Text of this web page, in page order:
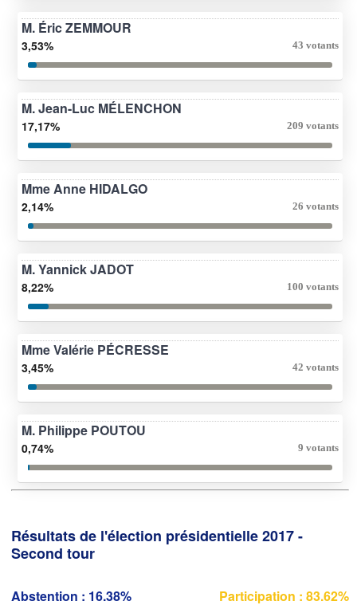
M. Éric ZEMMOUR
3,53% 43 votants
M. Jean-Luc MÉLENCHON
17,17% 209 votants
Mme Anne HIDALGO
2,14% 26 votants
M. Yannick JADOT
8,22% 100 votants
Mme Valérie PÉCRESSE
3,45% 42 votants
M. Philippe POUTOU
0,74% 9 votants
Résultats de l'élection présidentielle 2017 -
Second tour
Abstention : 16.38% Participation : 83.62%